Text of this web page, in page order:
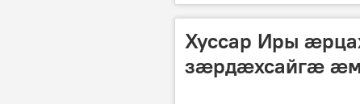
Хуссар Иры
зæрдæхсайгæ